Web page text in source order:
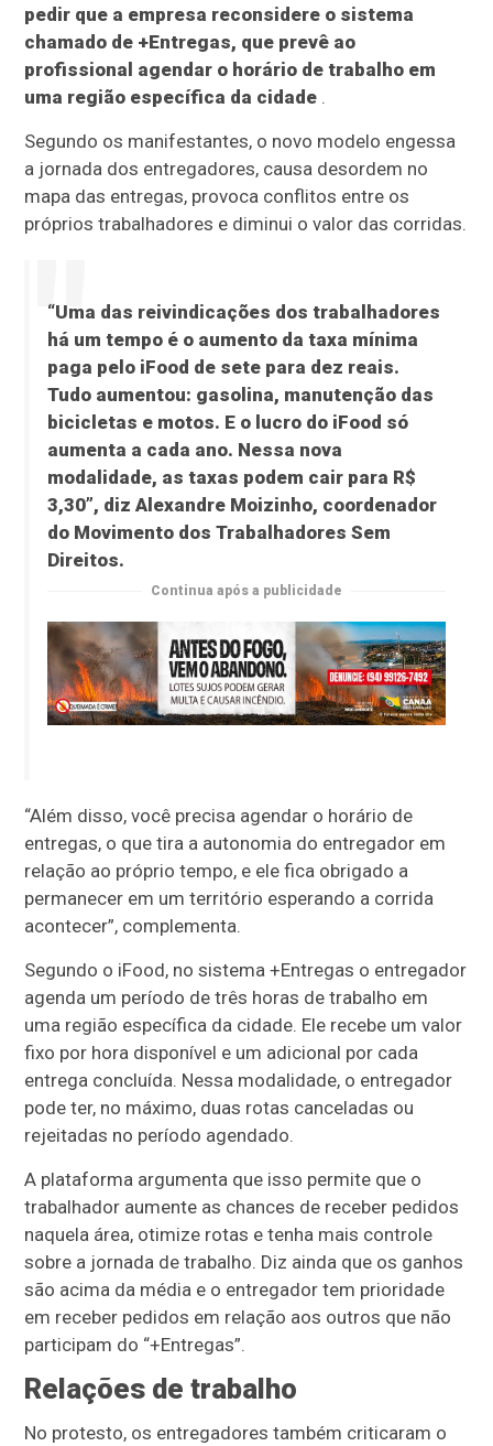
pedir que a empresa reconsidere o sistema
chamado de +Entregas, que prevê ao
profissional agendar o horário de trabalho em
uma região específica da cidade .
Segundo os manifestantes, o novo modelo engessa
a jornada dos entregadores, causa desordem no
mapa das entregas, provoca conflitos entre os
próprios trabalhadores e diminui o valor das corridas.
“Uma das reivindicações dos trabalhadores
há um tempo é o aumento da taxa mínima
paga pelo iFood de sete para dez reais.
Tudo aumentou: gasolina, manutenção das
bicicletas e motos. E o lucro do iFood só
aumenta a cada ano. Nessa nova
modalidade, as taxas podem cair para R$
3,30”, diz Alexandre Moizinho, coordenador
do Movimento dos Trabalhadores Sem
Direitos.
Continua após a publicidade
“Além disso, você precisa agendar o horário de
entregas, o que tira a autonomia do entregador em
relação ao próprio tempo, e ele fica obrigado a
permanecer em um território esperando a corrida
acontecer”, complementa.
Segundo o iFood, no sistema +Entregas o entregador
agenda um período de três horas de trabalho em
uma região específica da cidade. Ele recebe um valor
fixo por hora disponível e um adicional por cada
entrega concluída. Nessa modalidade, o entregador
pode ter, no máximo, duas rotas canceladas ou
rejeitadas no período agendado.
A plataforma argumenta que isso permite que o
trabalhador aumente as chances de receber pedidos
naquela área, otimize rotas e tenha mais controle
sobre a jornada de trabalho. Diz ainda que os ganhos
são acima da média e o entregador tem prioridade
em receber pedidos em relação aos outros que não
participam do “+Entregas”.
Relações de trabalho
No protesto, os entregadores também criticaram o